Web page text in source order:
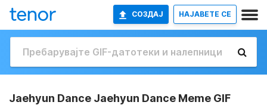
СОЗДАЈ НАЈАВETE СЕ
Jaehyun Dance Jaehyun Dance Meme GIF